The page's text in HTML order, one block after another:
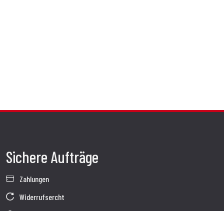
Sichere Aufträge
Zahlungen
Widerrufsercht